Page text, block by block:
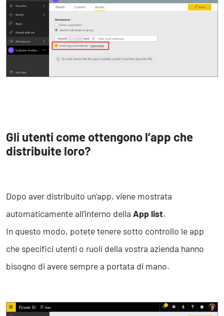
Gli utenti come ottengono l’app che
distribuite loro?
Dopo aver distribuito un’app, viene mostrata
automaticamente all’interno della App list.
In questo modo, potete tenere sotto controllo le app
che specifici utenti o ruoli della vostra azienda hanno
bisogno di avere sempre a portata di mano.